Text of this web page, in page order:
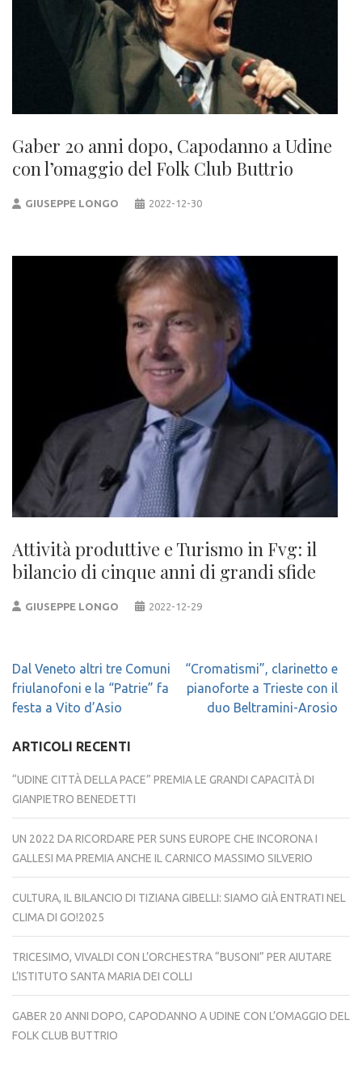
Gaber 20 anni dopo, Capodanno a Udine
con l’omaggio del Folk Club Buttrio
GIUSEPPE LONGO 2022-12-30
Attività produttive e Turismo in Fvg: il
bilancio di cinque anni di grandi sfide
GIUSEPPE LONGO 2022-12-29
Navigazione
articoli
Dal Veneto altri tre Comuni
friulanofoni e la “Patrie” fa
festa a Vito d’Asio
“Cromatismi”, clarinetto e
pianoforte a Trieste con il
duo Beltramini-Arosio
ARTICOLI RECENTI
“UDINE CITTÀ DELLA PACE” PREMIA LE GRANDI CAPACITÀ DI
GIANPIETRO BENEDETTI
UN 2022 DA RICORDARE PER SUNS EUROPE CHE INCORONA I
GALLESI MA PREMIA ANCHE IL CARNICO MASSIMO SILVERIO
CULTURA, IL BILANCIO DI TIZIANA GIBELLI: SIAMO GIÀ ENTRATI NEL
CLIMA DI GO!2025
TRICESIMO, VIVALDI CON L’ORCHESTRA “BUSONI” PER AIUTARE
L’ISTITUTO SANTA MARIA DEI COLLI
GABER 20 ANNI DOPO, CAPODANNO A UDINE CON L’OMAGGIO DEL
FOLK CLUB BUTTRIO